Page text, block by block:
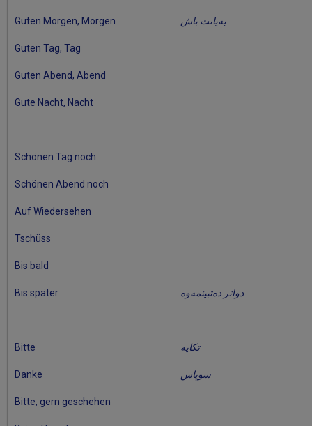
Guten Morgen, Morgen بەیانت باش
Guten Tag, Tag
Guten Abend, Abend
Gute Nacht, Nacht
Schönen Tag noch
Schönen Abend noch
Auf Wiedersehen
Tschüss
Bis bald
Bis später دواتر دەتبينمەوە
Bitte تكايە
Danke سوپاس
Bitte, gern geschehen